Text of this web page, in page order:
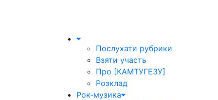
Послухати рубрики
Взяти участь
Про [КАМТУГЕЗУ]
Розклад
Рок-музика